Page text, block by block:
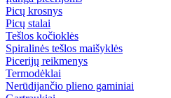
Picų krosnys
Picų stalai
Tešlos kočioklės
Spiralinės tešlos maišyklės
Picerijų reikmenys
Termodėklai
Nerūdijančio plieno gaminiai